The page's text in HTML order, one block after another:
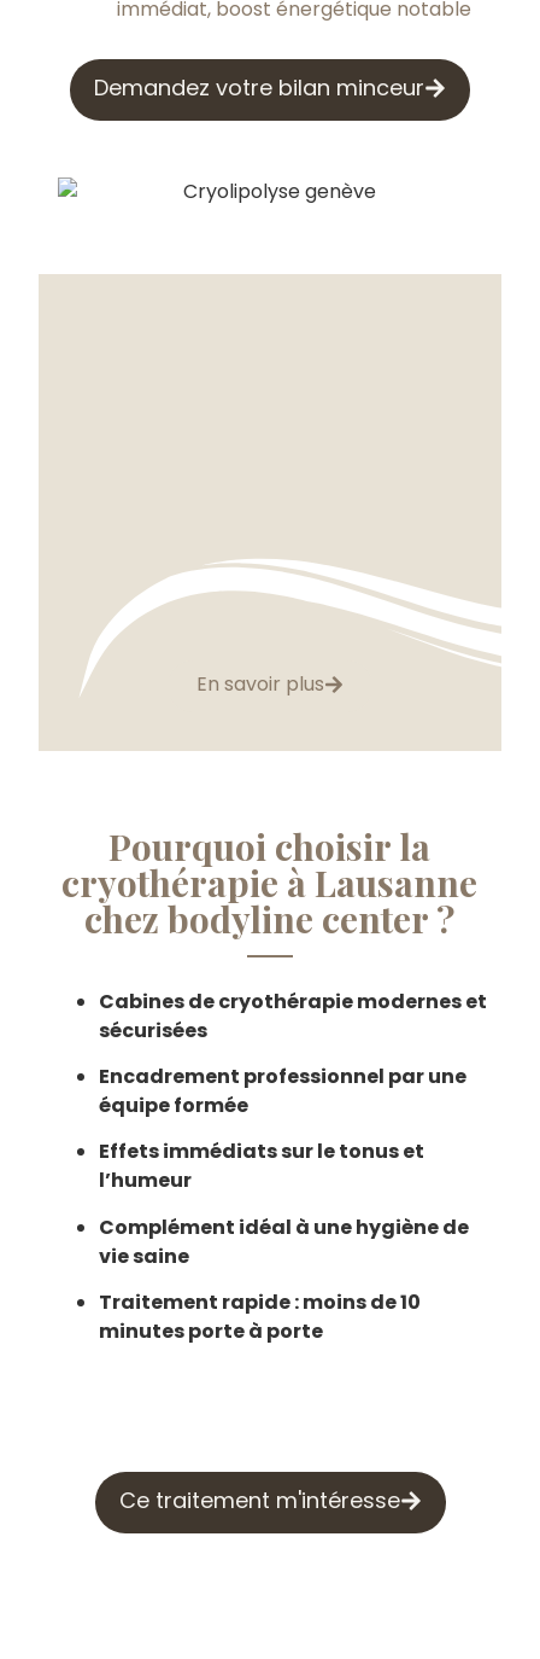
En savoir plus
immédiat, boost énergétique notable
Demandez votre bilan minceur
Pourquoi choisir la
cryothérapie à Lausanne
chez bodyline center ?
Cabines de cryothérapie modernes et
sécurisées
Encadrement professionnel par une
équipe formée
Effets immédiats sur le tonus et
l’humeur
Complément idéal à une hygiène de
vie saine
Traitement rapide : moins de 10
minutes porte à porte
Ce traitement m'intéresse